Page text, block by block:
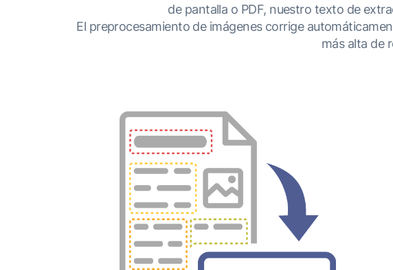
de pantalla o PDF, nuestro texto de
El preprocesamiento de imágenes corrige
más alta de